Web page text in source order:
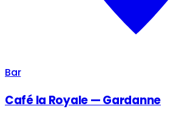
Bar
Café la Royale — Gardanne